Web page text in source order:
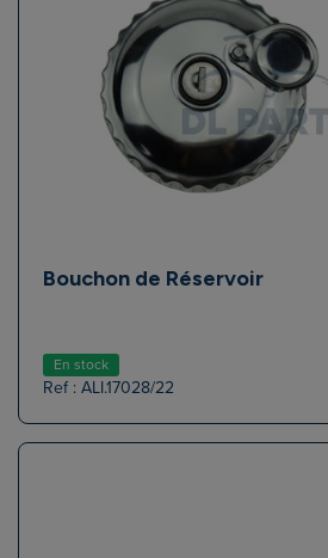
Bouchon de Réservoir
En stock
Ref : ALI.17028/22